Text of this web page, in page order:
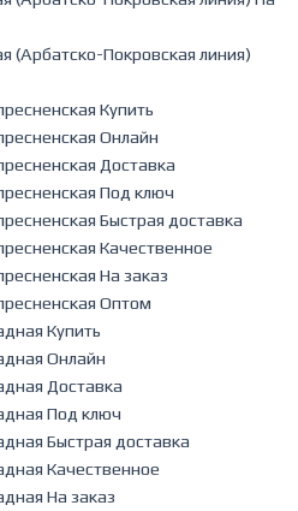
(Арбатско-Покровская линия)
Купить
Онлайн
Доставка
Под ключ
Быстрая доставка
Качественное
На заказ
Оптом
Купить
Онлайн
Доставка
Под ключ
Быстрая доставка
Качественное
На заказ